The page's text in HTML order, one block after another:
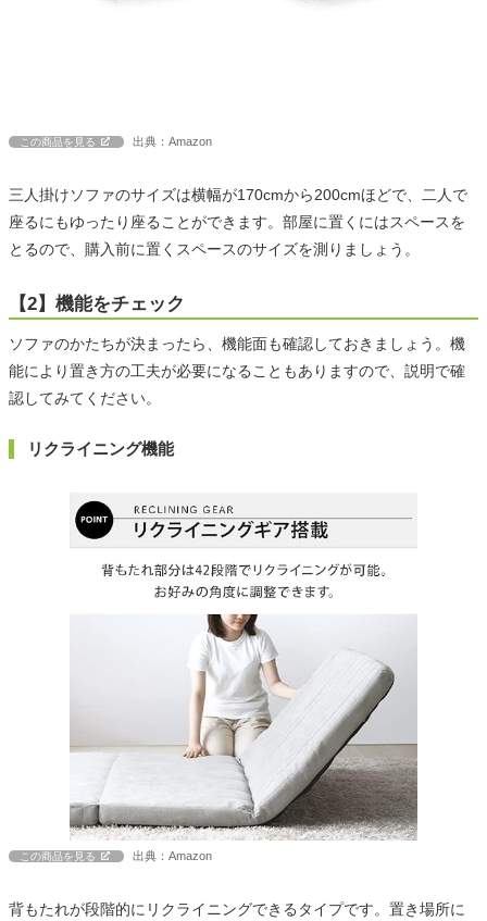
この商品を見る 出典：Amazon
三人掛けソファのサイズは横幅が170cmから200cmほどで、二人で
座るにもゆったり座ることができます。部屋に置くにはスペースを
とるので、購入前に置くスペースのサイズを測りましょう。
【2】機能をチェック
ソファのかたちが決まったら、機能面も確認しておきましょう。機
能により置き方の工夫が必要になることもありますので、説明で確
認してみてください。
リクライニング機能
この商品を見る 出典：Amazon
背もたれが段階的にリクライニングできるタイプです。置き場所に